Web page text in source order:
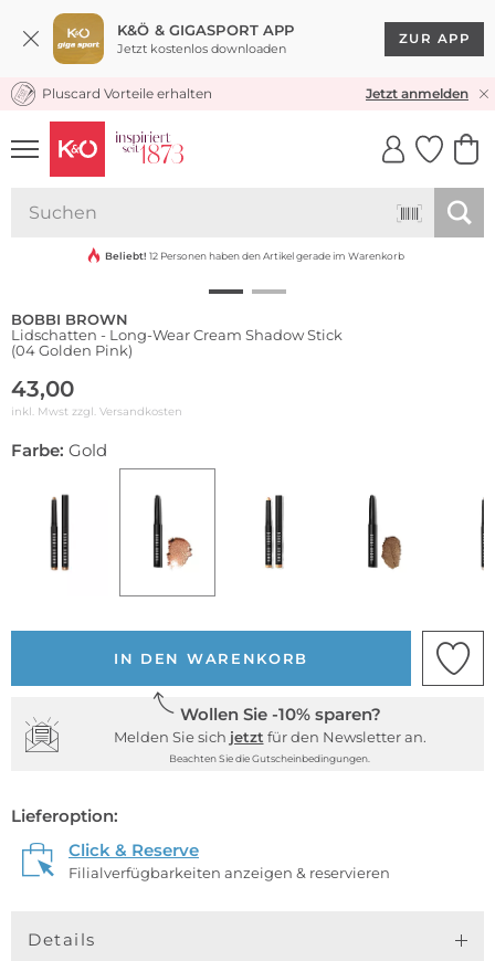
K&Ö & GIGASPORT APP
Jetzt kostenlos downloaden
ZUR APP
KOSTENLOSER VERSAND* & RÜCKVERSAND
Pluscard Vorteile erhalten Jetzt anmelden
UNSERE APP
CLICK &
Wasserfest
Beliebt! 12 Personen haben den Artikel gerade im Warenkorb
BOBBI BROWN
Lidschatten - Long-Wear Cream Shadow Stick
(04 Golden Pink)
43,00
inkl. Mwst zzgl. Versandkosten
Farbe: Gold
IN DEN WARENKORB
Wollen Sie -10% sparen?
Melden Sie sich jetzt für den Newsletter an.
Beachten Sie die Gutscheinbedingungen.
Lieferoption:
Click & Reserve
Filialverfügbarkeiten anzeigen & reservieren
Details